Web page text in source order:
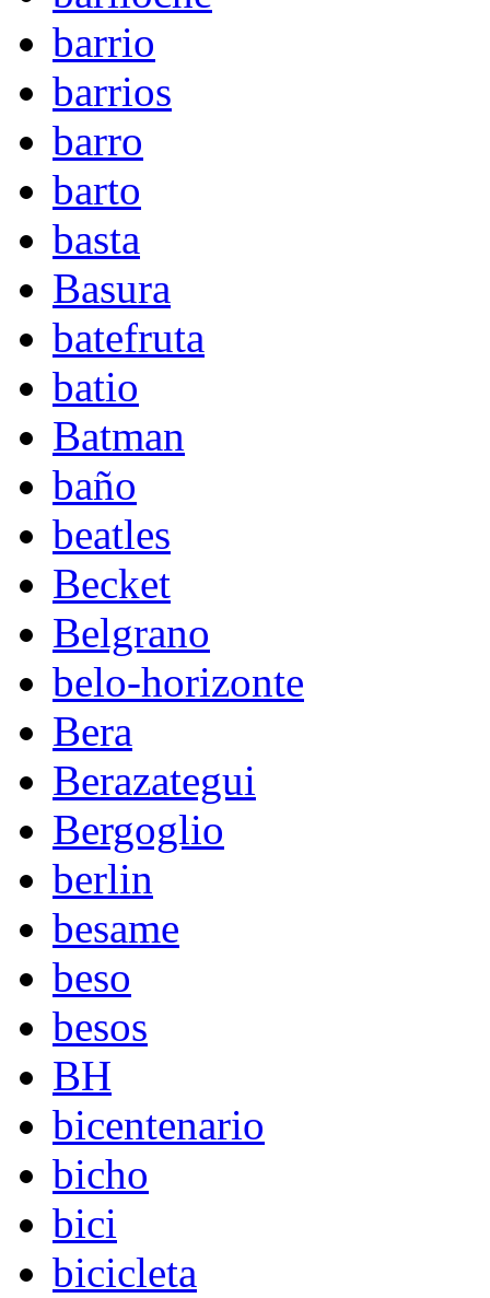
barrio
barrios
barro
barto
basta
Basura
batefruta
batio
Batman
baño
beatles
Becket
Belgrano
belo-horizonte
Bera
Berazategui
Bergoglio
berlin
besame
beso
besos
BH
bicentenario
bicho
bici
bicicleta